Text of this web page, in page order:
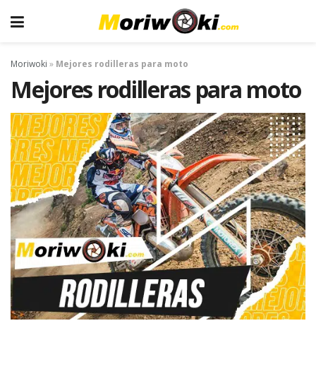
Moriwoki » Mejores rodilleras para moto
Mejores rodilleras para moto